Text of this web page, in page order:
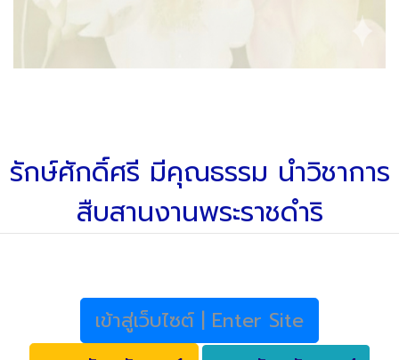
รักษ์ศักดิ์ศรี มีคุณธรรม นำวิชาการ
สืบสานงานพระราชดำริ
เข้าสู่เว็บไซต์ | Enter Site